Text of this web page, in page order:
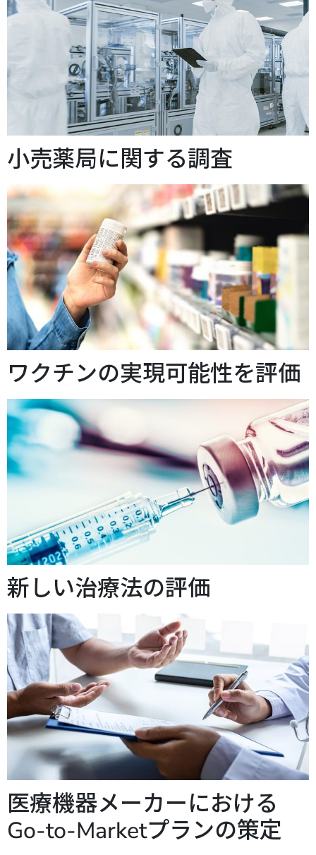
小売薬局に関する調査
ワクチンの実現可能性を評価
新しい治療法の評価
医療機器メーカーにおける
Go-to-Marketプランの策定